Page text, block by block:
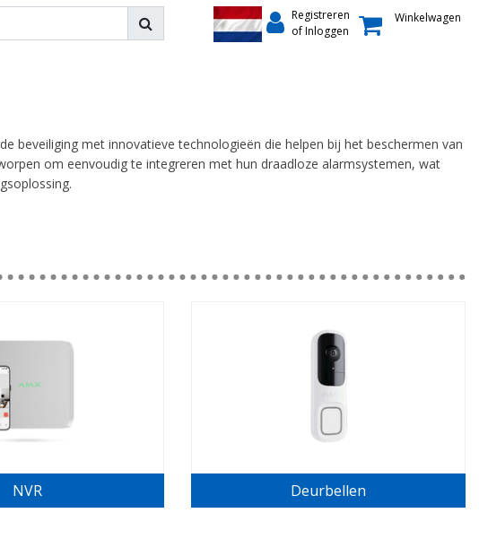
Registreren
of Inloggen
Winkelwagen
beveiliging met innovatieve technologieën die helpen bij het beschermen van
om eenvoudig te integreren met hun draadloze alarmsystemen, wat
NVR Deurbellen